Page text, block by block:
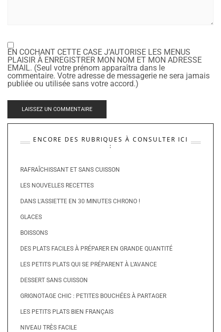
EN COCHANT CETTE CASE J’AUTORISE LES MENUS
PLAISIR À ENREGISTRER MON NOM ET MON ADRESSE
EMAIL. (Seul votre prénom apparaîtra dans le
commentaire. Votre adresse de messagerie ne sera jamais
publiée ou utilisée sans votre accord.)
ENCORE DES RUBRIQUES À CONSULTER ICI
:
RAFRAÎCHISSANT ET SANS CUISSON
LES NOUVELLES RECETTES
DANS L’ASSIETTE EN 30 MINUTES CHRONO !
GLACES
BOISSONS
DES PLATS FACILES À PRÉPARER EN GRANDE QUANTITÉ
LES PETITS PLATS QUI SE PRÉPARENT À L’AVANCE
DESSERT SANS CUISSON
GRIGNOTAGE CHIC : PETITES BOUCHÉES À PARTAGER
LES PETITS PLATS BIEN FRANÇAIS
NIVEAU TRÈS FACILE